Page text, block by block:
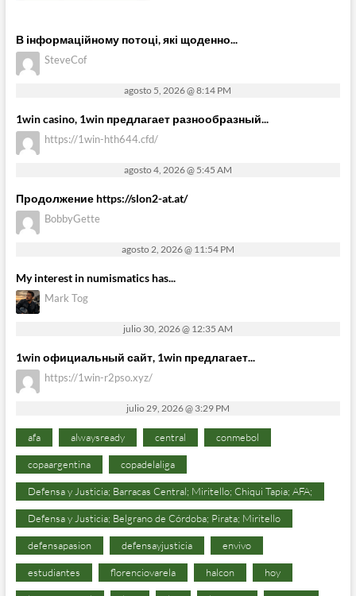
В інформаційному потоці, які щоденно...
SteveCof
agosto 5, 2026 @ 8:14 PM
1win casino, 1win предлагает разнообразный...
https://1win-hth644.cfd/
agosto 4, 2026 @ 5:45 AM
Продолжение https://slon2-at.at/
BobbyGette
agosto 2, 2026 @ 11:54 PM
My interest in numismatics has...
Mark Tog
julio 30, 2026 @ 12:35 AM
1win официальный сайт, 1win предлагает...
https://1win-r2pso.xyz/
julio 29, 2026 @ 3:29 PM
afa alwaysready central conmebol
copaargentina copadelaliga
Defensa y Justicia; Barracas Central; Miritello; Chiqui Tapia; AFA;
Defensa y Justicia; Belgrano de Córdoba; Pirata; Miritello
defensapasion defensayjusticia envivo
estudiantes florenciovarela halcon hoy